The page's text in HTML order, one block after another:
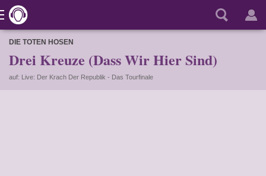
DIE TOTEN HOSEN
Drei Kreuze (Dass Wir Hier Sind)
auf: Live: Der Krach Der Republik - Das Tourfinale